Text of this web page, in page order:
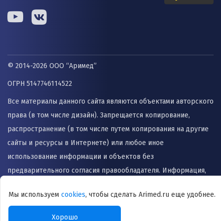
© 2014-2026 ООО “Аримед”
ОГРН 5147746114522
Все материалы данного сайта являются объектами авторского
права (в том числе дизайн). Запрещается копирование,
распространение (в том числе путем копирования на другие
сайты и ресурсы в Интернете) или любое иное
использование информации и объектов без
предварительного согласия правообладателя. Информация,
может быть использована для назначения лечения и
Мы используем cookies, чтобы сделать Arimed.ru еще удобнее.
Хорошо